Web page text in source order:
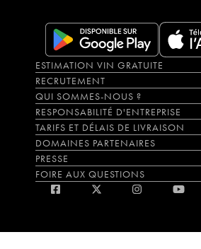
ESTIMATION VIN GRATUITE
RECRUTEMENT
QUI SOMMES-NOUS ?
RESPONSABILITÉ D'ENTREPRISE
TARIFS ET DÉLAIS DE LIVRAISON
DOMAINES PARTENAIRES
PRESSE
FOIRE AUX QUESTIONS